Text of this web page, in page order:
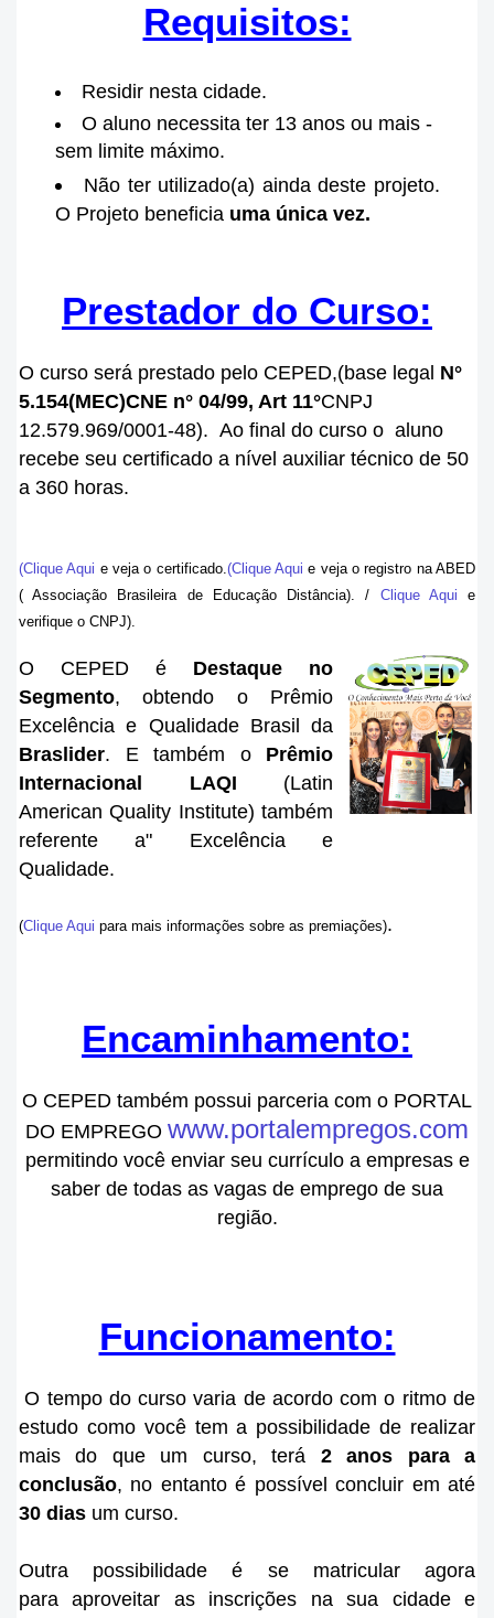
Requisitos:
Residir nesta cidade.
O aluno necessita ter 13 anos ou mais -
sem limite máximo.
Não ter utilizado(a) ainda deste projeto.
O Projeto beneficia uma única vez.
Prestador do Curso:
O curso será prestado pelo CEPED,(base legal N°
5.154(MEC)CNE n° 04/99, Art 11°CNPJ
12.579.969/0001-48). Ao final do curso o aluno
recebe seu certificado a nível auxiliar técnico de 50
a 360 horas.
(Clique Aqui e veja o certificado.(Clique Aqui e veja o registro na ABED
( Associação Brasileira de Educação Distância). / Clique Aqui e
verifique o CNPJ).
O CEPED é Destaque no
Segmento, obtendo o Prêmio
Excelência e Qualidade Brasil da
Braslider. E também o Prêmio
Internacional
LAQI (Latin
American Quality Institute) também
referente a" Excelência e
Qualidade.
(Clique Aqui para mais informações sobre as premiações).
Encaminhamento:
O CEPED também possui parceria com o PORTAL
DO EMPREGO www.portalempregos.com
permitindo você enviar seu currículo a empresas e
saber de todas as vagas de emprego de sua
região.
Funcionamento:
O tempo do curso varia de acordo com o ritmo de
estudo como você tem a possibilidade de realizar
mais do que um curso, terá 2 anos para a
conclusão, no entantoé possível concluir em até
30 dias um curso.
Outra possibilidade é se matricular agora
para aproveitar as inscrições na sua cidade e